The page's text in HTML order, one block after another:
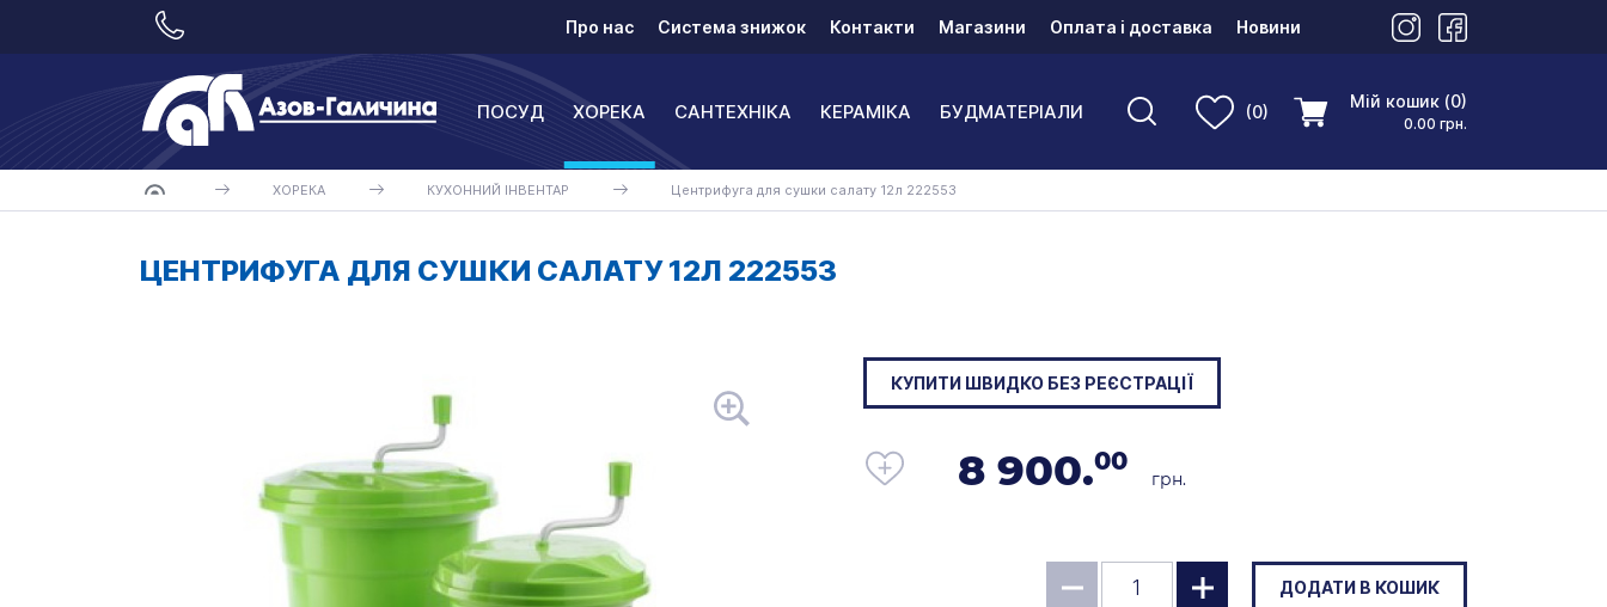
Про нас Система знижок Контакти Магазини Оплата і доставка Новини
ПОСУД ХОРЕКА САНТЕХНІКА КЕРАМІКА БУДМАТЕРІАЛИ (0)
Мій кошик (0)
0.00 грн.
ХОРЕКА КУХОННИЙ ІНВЕНТАР Центрифуга для сушки салату 12л 222553
ЦЕНТРИФУГА ДЛЯ СУШКИ САЛАТУ 12Л 222553
КУПИТИ ШВИДКО БЕЗ РЕЄСТРАЦІЇ
8 900.00
грн.
ДОДАТИ В КОШИК